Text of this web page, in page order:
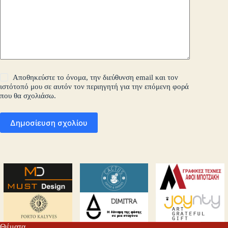
Αποθηκεύστε το όνομα, την διεύθυνση email και τον
ιστότοπό μου σε αυτόν τον περιηγητή για την επόμενη φορά
που θα σχολιάσω.
Δημοσίευση σχολίου